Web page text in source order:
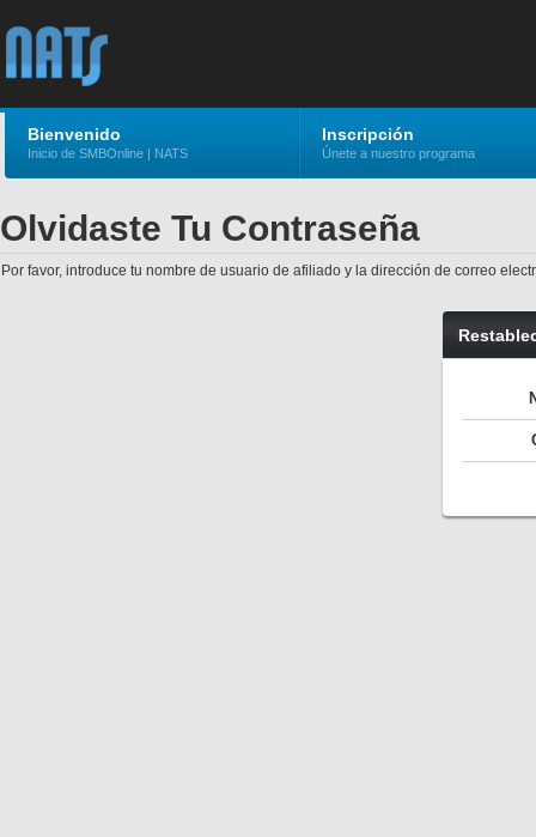
Bienvenido
Inicio de SMBOnline | NATS
Inscripción
Únete a nuestro programa
Olvidaste Tu Contraseña
Por favor, introduce tu nombre de usuario de afiliado y la dirección de correo